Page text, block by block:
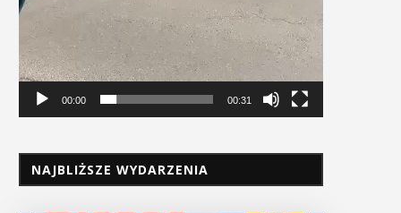
00:00 00:31
NAJBLIŻSZE WYDARZENIA